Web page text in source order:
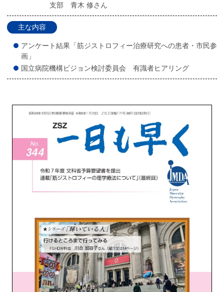
支部 青木 修さん
主な内容
アンケート結果「筋ジストロフィー治療研究への患者・市民参
画」
国立病院機構ビジョン検討委員会 有識者ヒアリング